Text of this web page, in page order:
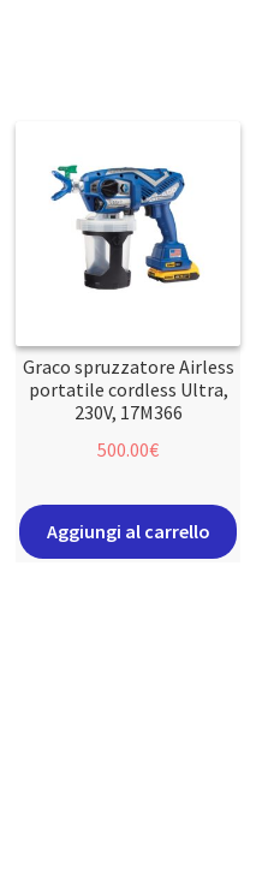
Graco spruzzatore Airless
portatile cordless Ultra,
230V, 17M366
500.00€
Aggiungi al carrello